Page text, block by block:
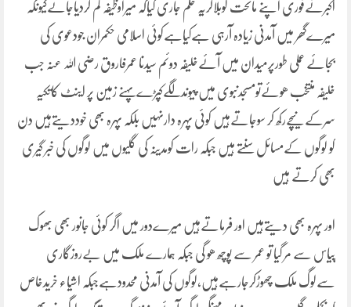
اکبرنےفوری اپنے ماتحت کوبلاکریہ حکم جاری کیاکہ میراوظیفہ کم کردیاجائےکیونکہ
میرےگھر میں آمدنی زیادہ آرہی ہےکیاہےکوئی اسلامی حکمران جودعوی کی
بجائے عملی طورپرمیدان میں آئےخلیفہ دوئم سیدنا عمرفاروق رضی اللہ عنہ جب
خلیفہ منتخب ھوئےتومسجدنبوی میں پیوندلگےکپڑےپہنے زمین پر اینٹ کاتکیہ
سرکےنیچےرکھ کر سوجاتےہیں کوئی پہرہ دارنہیں بلکہ پہرہ بھی خوددیتےہیں دن
کو لوگوں کےمسائل سنتے ہیں جبکہ رات کومدینہ کی گلیوں میں لوگوں کی خبر گیری
بھی کرتے ہیں
اور پہرہ بھی دیتےہیں اور فرماتےہیں میرےدور میں اگر کوئی جانور بھی بھوک
پیاس سے مر گیا تو عمر سے پوچھ ھو گی جبکہ ہمارے ملک میں بےروزگاری
سےلوگ ملک چھوڑکرجارہےہیں،لوگوں کی آمدنی محدودہےجبکہ اشیاء خریدخاص